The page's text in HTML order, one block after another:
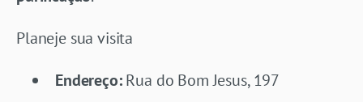
Planeje sua visita
Endereço:Rua do Bom Jesus, 197